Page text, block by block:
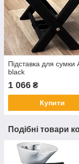
Підставка для сумки
black
1 066 ₴
Купити
Подібні товари